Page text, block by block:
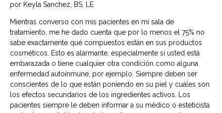
por Keyla Sanchez, BS, LE
Mientras converso con mis pacientes en mi sala de
tratamiento, me he dado cuenta que por lo menos el 75% no
sabe exactamente qué compuestos están en sus productos
cosméticos. Esto es alarmante, especialmente si usted está
embarazada o tiene cualquier otra condición como alguna
enfermedad autoinmune, por ejemplo. Siempre deben ser
conscientes de lo que están poniendo en su piel y cuáles son
los efectos secundarios de los ingredientes activos. Los
pacientes siempre le deben informar a su médico o esteticista